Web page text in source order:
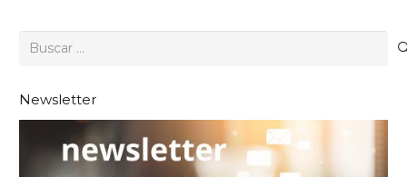
Buscar:
Newsletter